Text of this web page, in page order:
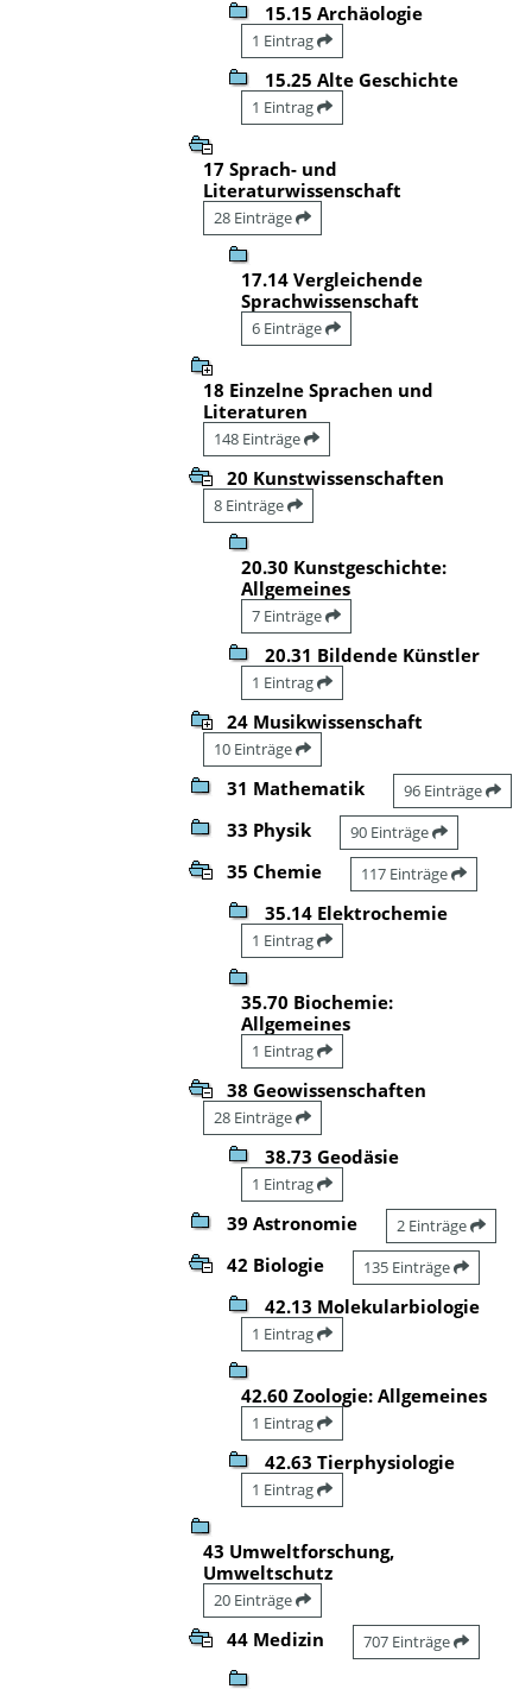
15.15 Archäologie
1 Eintrag
15.25 Alte Geschichte
1 Eintrag
17 Sprach- und
Literaturwissenschaft
28 Einträge
17.14 Vergleichende
Sprachwissenschaft
6 Einträge
18 Einzelne Sprachen und
Literaturen
148 Einträge
20 Kunstwissenschaften
8 Einträge
20.30 Kunstgeschichte:
Allgemeines
7 Einträge
20.31 Bildende Künstler
1 Eintrag
24 Musikwissenschaft
10 Einträge
31 Mathematik 96 Einträge
33 Physik 90 Einträge
35 Chemie 117 Einträge
35.14 Elektrochemie
1 Eintrag
35.70 Biochemie:
Allgemeines
1 Eintrag
38 Geowissenschaften
28 Einträge
38.73 Geodäsie
1 Eintrag
39 Astronomie 2 Einträge
42 Biologie 135 Einträge
42.13 Molekularbiologie
1 Eintrag
42.60 Zoologie: Allgemeines
1 Eintrag
42.63 Tierphysiologie
1 Eintrag
43 Umweltforschung,
Umweltschutz
20 Einträge
44 Medizin 707 Einträge